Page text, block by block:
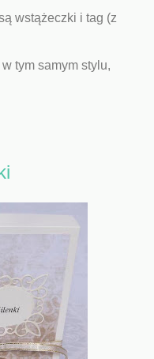
wstążeczki i tag (z
tym samym stylu,